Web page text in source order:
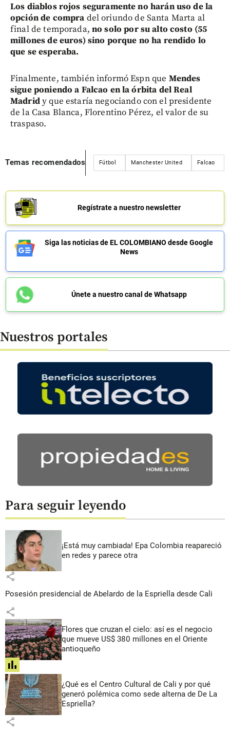
Los diablos rojos seguramente no harán uso de la
opción de compra del oriundo de Santa Marta al
final de temporada, no solo por su alto costo (55
millones de euros) sino porque no ha rendido lo
que se esperaba.
Finalmente, también informó Espn que Mendes
sigue poniendo a Falcao en la órbita del Real
Madridy que estaría negociando con el presidente
de la Casa Blanca, Florentino Pérez, el valor de su
traspaso.
Temas recomendados Fútbol Manchester United Falcao
Regístrate a nuestro newsletter
Siga las noticias de EL COLOMBIANO desde Google
News
Únete a nuestro canal de Whatsapp
Nuestros portales
Para seguir leyendo
¡Está muy cambiada! Epa Colombia reapareció
en redes y parece otra
share
Posesión presidencial de Abelardo de la Espriella desde Cali
share
Flores que cruzan el cielo: así es el negocio
que mueve US$ 380 millones en el Oriente
antioqueño
share
¿Qué es el Centro Cultural de Cali y por qué
generó polémica como sede alterna de De La
Espriella?
share